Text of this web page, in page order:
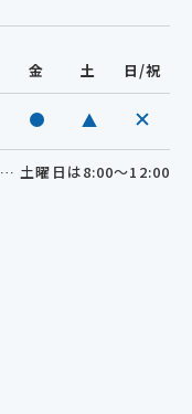
金 土 日/祝
… 土曜日は8:00～12:00